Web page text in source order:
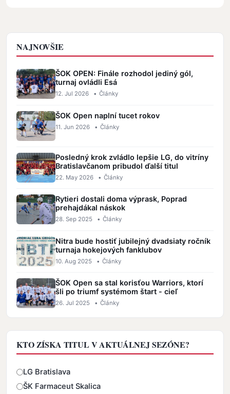
NAJNOVŠIE
ŠOK OPEN: Finále rozhodol jediný gól,
turnaj ovládli Esá
12. Jul 2026 • Články
ŠOK Open naplní tucet rokov
11. Jun 2026 • Články
Posledný krok zvládlo lepšie LG, do vitríny
Bratislavčanom pribudol ďalší titul
22. May 2026 • Články
Rytieri dostali doma výprask, Poprad
prehajdákal náskok
28. Sep 2025 • Články
Nitra bude hostiť jubilejný dvadsiaty ročník
turnaja hokejových fanklubov
10. Aug 2025 • Články
ŠOK Open sa stal korisťou Warriors, ktorí
šli po triumf systémom štart - cieľ
26. Jul 2025 • Články
KTO ZÍSKA TITUL V AKTUÁLNEJ SEZÓNE?
Odpovede
LG Bratislava
ŠK Farmaceut Skalica